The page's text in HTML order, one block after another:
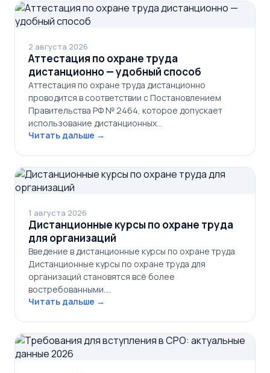
2 августа 2026
Аттестация по охране труда
дистанционно — удобный способ
Аттестация по охране труда дистанционно
проводится в соответствии с Постановлением
Правительства РФ № 2464, которое допускает
использование дистанционных…
Читать дальше →
1 августа 2026
Дистанционные курсы по охране труда
для организаций
Введение в дистанционные курсы по охране труда
Дистанционные курсы по охране труда для
организаций становятся всё более
востребованными.…
Читать дальше →